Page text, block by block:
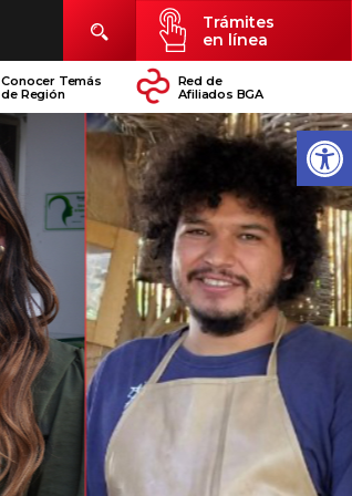
Trámites
en línea
Conocer Temás
de Región
Red de
Afiliados BGA